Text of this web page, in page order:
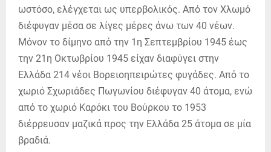
ωστόσο, ελέγχεται ως υπερβολικός. Από τον Χλωμό
διέφυγαν μέσα σε λίγες μέρες άνω των 40 νέων.
Μόνον το δίμηνο από την 1η Σεπτεμβρίου 1945 έως
την 21η Οκτωβρίου 1945 είχαν διαφύγει στην
Ελλάδα 214 νέοι Βορειοηπειρώτες φυγάδες. Από το
χωριό Σχωριάδες Πωγωνίου διέφυγαν 40 άτομα, ενώ
από το χωριό Καρόκι του Βούρκου το 1953
διέρρευσαν μαζικά προς την Ελλάδα 25 άτομα σε μία
βραδιά.